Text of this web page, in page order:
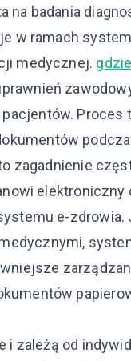
na badania
w ramach
medycznej.
Proces
zagadnienie
e-zdrowia.
i zależą od